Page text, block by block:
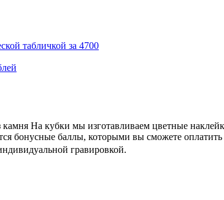
табличкой за 4700
На кубки мы изготавливаем цветные
бонусные баллы, которыми вы сможете
гравировкой.